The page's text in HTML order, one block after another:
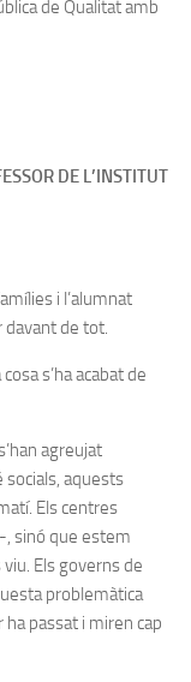
de Qualitat amb
DE L’INSTITUT
i l’alumnat
de tot.
s’ha acabat de
agreujat
aquests
Els centres
sinó que estem
Els governs de
problemàtica
passat i miren cap